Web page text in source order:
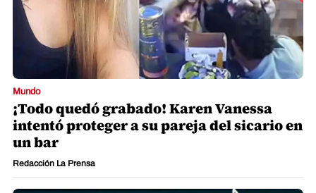
Mundo
¡Todo quedó grabado! Karen Vanessa
intentó proteger a su pareja del sicario en
un bar
Redacción La Prensa